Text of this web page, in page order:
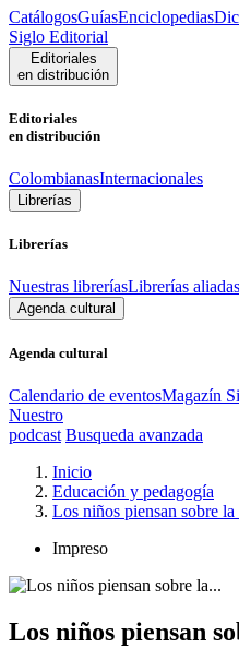
CatálogosGuíasEnciclopedias
Siglo Editorial
Editoriales
en distribución
Editoriales
en distribución
ColombianasInternacionales
Librerías
Librerías
Nuestras libreríasLibrerías aliadas
Agenda cultural
Agenda cultural
Calendario de eventosMagazín
Nuestro
podcast Busqueda avanzada
Inicio
Educación y pedagogía
Los niños piensan sobre
Impreso
Los niños piensan